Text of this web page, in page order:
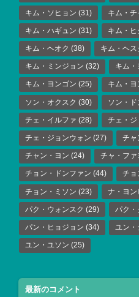
キム・ソヒョン (31) キム・チ
キム・ハギュン (31) キム・ヒ
キム・ヘオク (38) キム・ヘス
キム・ミンジョン (32) キム・
キム・ヨンゴン (25) キム・
ソン・オクスク (30) ソン・
チェ・イルファ (28) チェ・ジ
チェ・ジョンウォン (27) チャ
チャン・ヨン (24) チャ・ファ
チョン・ドンファン (44) チョ
チョン・ミソン (23) ナ・ヨン
パク・ウォンスク (29) パク・
パン・ヒョジョン (34) ユン・
ユン・ユソン (25)
最新のコメント